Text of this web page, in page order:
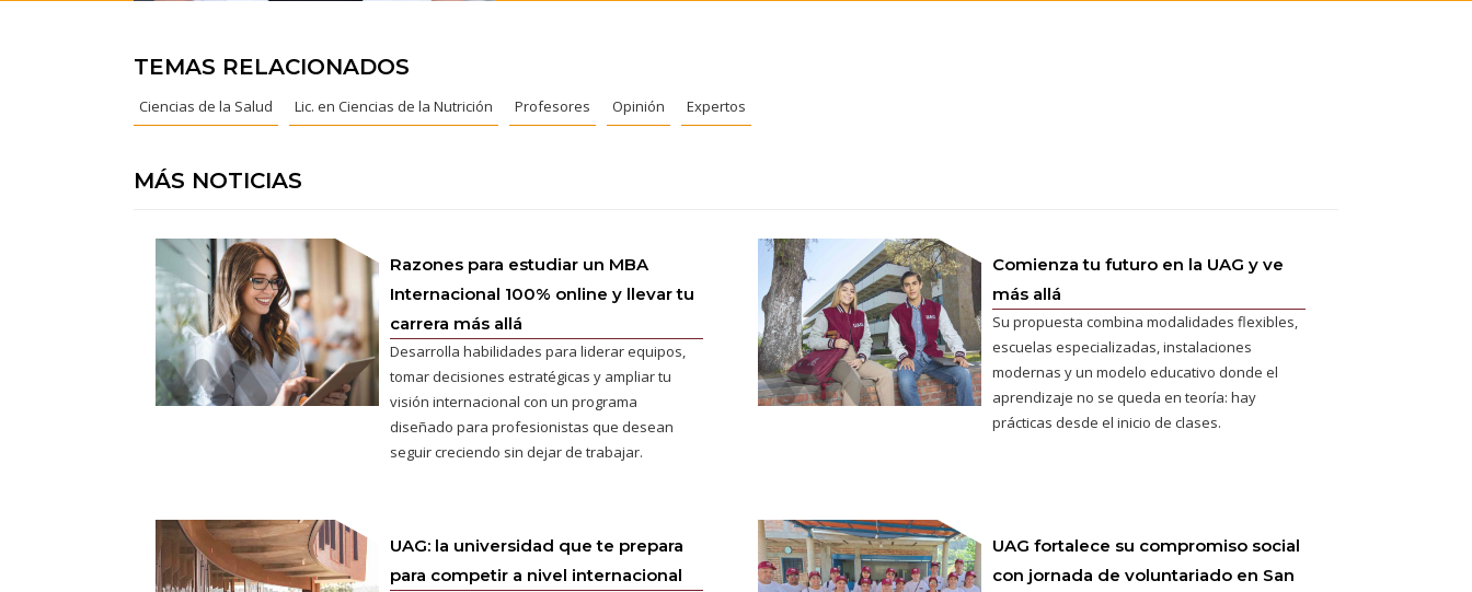
TEMAS RELACIONADOS
Ciencias de la Salud Lic. en Ciencias de la Nutrición Profesores Opinión Expertos
MÁS NOTICIAS
Razones para estudiar un MBA
Internacional 100% online y llevar tu
carrera más allá
Desarrolla habilidades para liderar equipos,
tomar decisiones estratégicas y ampliar tu
visión internacional con un programa
diseñado para profesionistas que desean
seguir creciendo sin dejar de trabajar.
Comienza tu futuro en la UAG y ve
más allá
Su propuesta combina modalidades flexibles,
escuelas especializadas, instalaciones
modernas y un modelo educativo donde el
aprendizaje no se queda en teoría: hay
prácticas desde el inicio de clases.
UAG: la universidad que te prepara
para competir a nivel internacional
UAG fortalece su compromiso social
con jornada de voluntariado en San